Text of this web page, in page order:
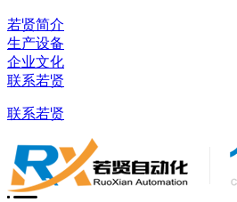
若贤简介
生产设备
企业文化
联系若贤
联系若贤